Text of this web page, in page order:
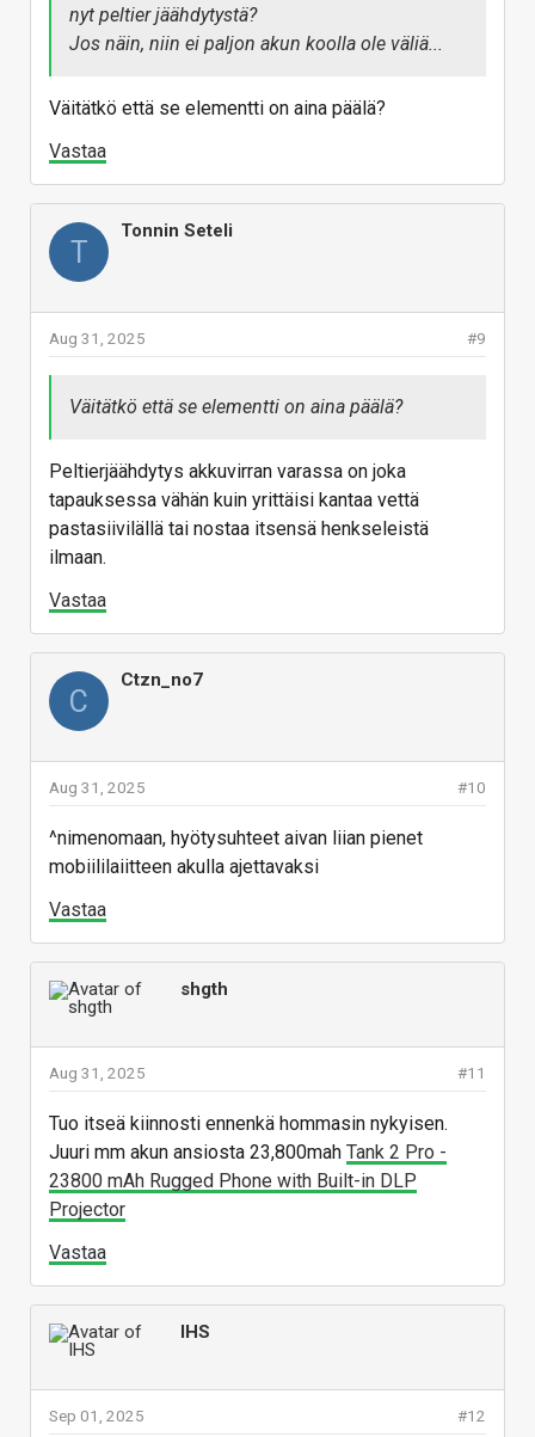
nyt peltier jäähdytystä?
Jos näin, niin ei paljon akun koolla ole väliä...
Väitätkö että se elementti on aina päälä?
Vastaa
T
Tonnin Seteli
#9
Aug 31, 2025
Väitätkö että se elementti on aina päälä?
Peltierjäähdytys akkuvirran varassa on joka
tapauksessa vähän kuin yrittäisi kantaa vettä
pastasiivilällä tai nostaa itsensä henkseleistä
ilmaan.
Vastaa
C
Ctzn_no7
#10
Aug 31, 2025
^nimenomaan, hyötysuhteet aivan liian pienet
mobiililaiitteen akulla ajettavaksi
Vastaa
shgth
#11
Aug 31, 2025
Tuo itseä kiinnosti ennenkä hommasin nykyisen.
Juuri mm akun ansiosta 23,800mah Tank 2 Pro -
23800 mAh Rugged Phone with Built-in DLP
Projector
Vastaa
IHS
#12
Sep 01, 2025